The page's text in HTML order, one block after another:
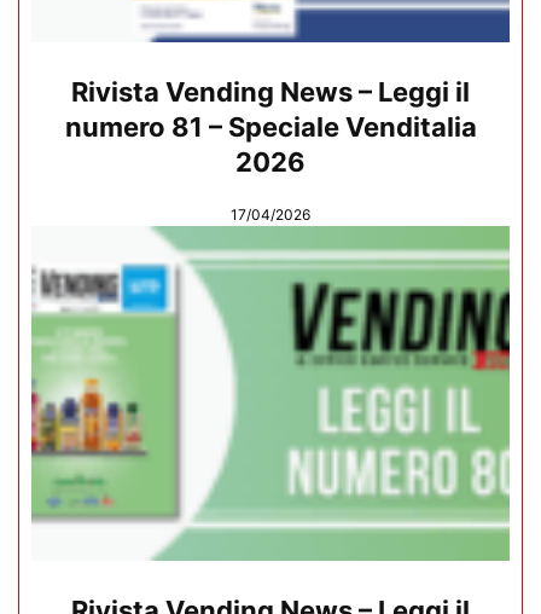
Rivista Vending News – Leggi il
numero 81 – Speciale Venditalia
2026
17/04/2026